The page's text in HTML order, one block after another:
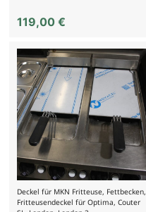
119,00 €
Deckel für MKN Fritteuse, Fettbecken,
Fritteusendeckel für Optima, Couter